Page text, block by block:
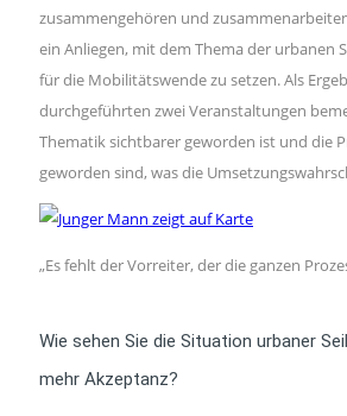
zusammengehören und
ein Anliegen, mit dem Thema der urbanen
für die Mobilitätswende zu setzen. Als
durchgeführten zwei Veranstaltungen
Thematik sichtbarer geworden ist und die
geworden sind, was die
„Es fehlt der Vorreiter, der die ganzen
Wie sehen Sie die Situation urbaner
mehr Akzeptanz?